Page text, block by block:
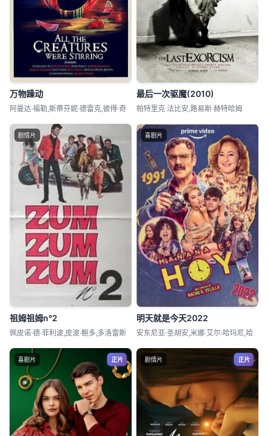
万物躁动
阿曼达·福勒,斯蒂芬妮·德雷克,彼得·奇
最后一次驱魔(2010)
帕特里克·法比安,路易斯·赫特哈姆
剧情片
祖姆祖姆n°2
佩皮诺·德·菲利波,皮波·鲍多,多洛雷斯
喜剧片
明天就是今天2022
安东尼亚·圣胡安,米娜·艾尔·哈玛尼,哈
喜剧片 正片 剧情片 正片